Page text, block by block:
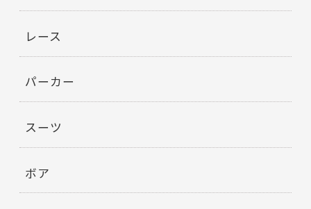
レース
パーカー
スーツ
ボア